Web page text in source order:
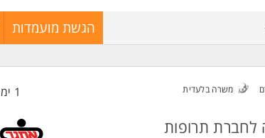
שעות העבודה: א'-ה' 07:00-16:00 שעות נוספות עד 19:00, משמרת לילה 19:00-
בוקר בלבד עם שעות נוספות המשרה מיועדת לנשים ולגברים
כלים רפואיים בע"מ >
הגשת מועמדות
משרה בלעדית 1 ימים
לחברת תרופות